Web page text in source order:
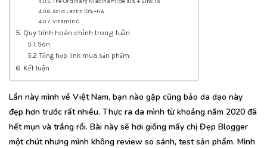
The Ordinary Niacinamide 10% + Zinc 1%
Acid Lactic 10%+HA
Vitamin C
Quy trình hoàn chỉnh trong tuần.
Son
Tổng hợp link mua sản phẩm:
Kết luận
Lần này mình về Việt Nam, bạn nào gặp cũng bảo da dạo này
đẹp hơn trước rất nhiều. Thực ra da mình từ khoảng năm 2020 đã
hết mụn và trắng rồi. Bài này sẽ hơi giống mấy chị Đẹp Blogger
một chút nhưng mình không review so sánh, test sản phẩm. Mình